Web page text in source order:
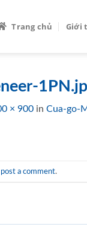
Trang chủ Giới
× 900 in Cua-go-
post a comment.